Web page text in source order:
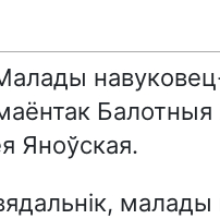
Балотныя
Яноўская.
малады